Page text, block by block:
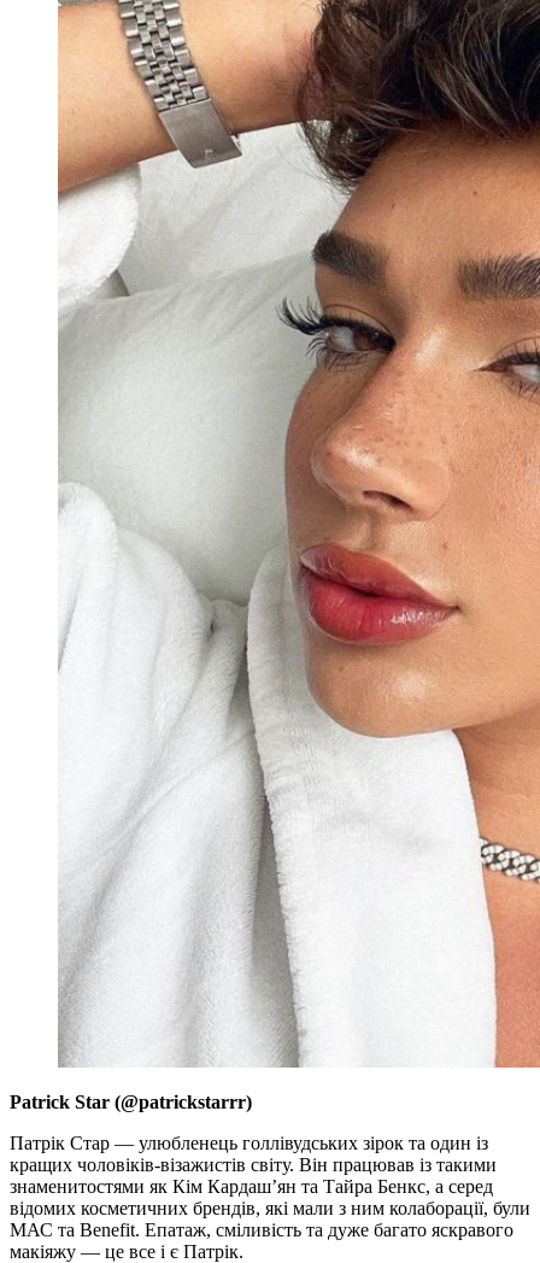
Patrick Star (@patrickstarrr)
Патрік Стар — улюбленець голлівудських зірок та один із
кращих чоловіків-візажистів світу. Він працював із такими
знаменитостями як Кім Кардаш’ян та Тайра Бенкс, а серед
відомих косметичних брендів, які мали з ним колаборації, були
МАС та Benefit. Епатаж, сміливість та дуже багато яскравого
макіяжу — це все і є Патрік.